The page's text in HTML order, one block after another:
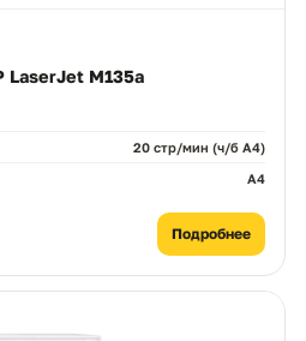
M135a
20 стр/мин (ч/б А4)
A4
Подробнее